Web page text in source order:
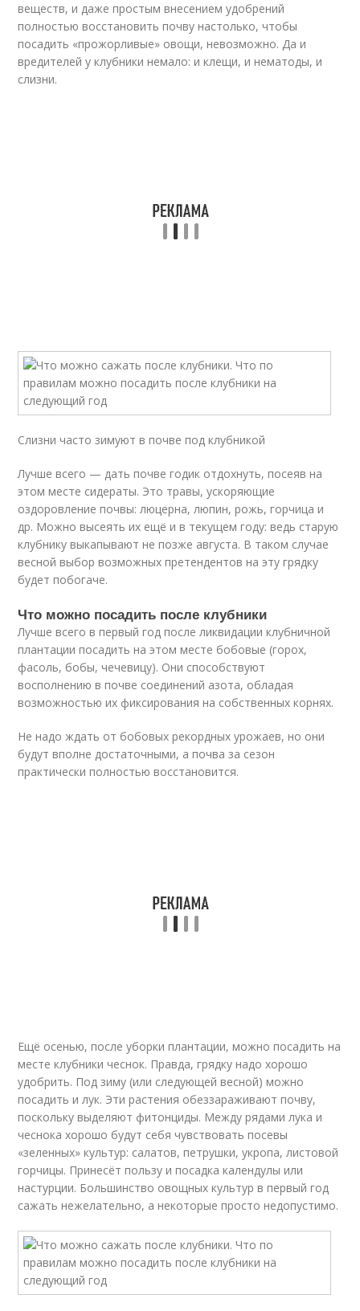
веществ, и даже простым внесением удобрений
полностью восстановить почву настолько, чтобы
посадить «прожорливые» овощи, невозможно. Да и
вредителей у клубники немало: и клещи, и нематоды, и
слизни.
Слизни часто зимуют в почве под клубникой
Лучше всего — дать почве годик отдохнуть, посеяв на
этом месте сидераты. Это травы, ускоряющие
оздоровление почвы: люцерна, люпин, рожь, горчица и
др. Можно высеять их ещё и в текущем году: ведь старую
клубнику выкапывают не позже августа. В таком случае
весной выбор возможных претендентов на эту грядку
будет побогаче.
Что можно посадить после клубники
Лучше всего в первый год после ликвидации клубничной
плантации посадить на этом месте бобовые (горох,
фасоль, бобы, чечевицу). Они способствуют
восполнению в почве соединений азота, обладая
возможностью их фиксирования на собственных корнях.
Не надо ждать от бобовых рекордных урожаев, но они
будут вполне достаточными, а почва за сезон
практически полностью восстановится.
Ещё осенью, после уборки плантации, можно посадить на
месте клубники чеснок. Правда, грядку надо хорошо
удобрить. Под зиму (или следующей весной) можно
посадить и лук. Эти растения обеззараживают почву,
поскольку выделяют фитонциды. Между рядами лука и
чеснока хорошо будут себя чувствовать посевы
«зеленных» культур: салатов, петрушки, укропа, листовой
горчицы. Принесёт пользу и посадка календулы или
настурции. Большинство овощных культур в первый год
сажать нежелательно, а некоторые просто недопустимо.